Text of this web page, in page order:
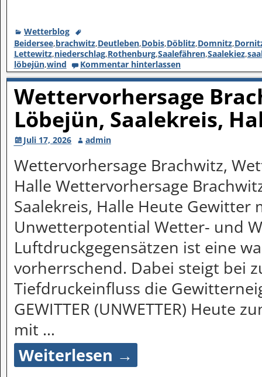
Wetterblog
Beidersee,brachwitz,Deutleben,Dobis,Döblitz,Domnitz,
Lettewitz,niederschlag,Rothenburg,Saalefähren,Saalekiez,
löbejün,wind Kommentar hinterlassen
Wettervorhersage
Löbejün, Saalekreis,
Juli 17, 2026 admin
Wettervorhersage Brachwitz,
Halle Wettervorhersage
Saalekreis, Halle Heute Gewitter
Unwetterpotential Wetter- und
Luftdruckgegensätzen ist eine
vorherrschend. Dabei steigt bei
Tiefdruckeinfluss die
GEWITTER (UNWETTER) Heute
mit …
Weiterlesen →